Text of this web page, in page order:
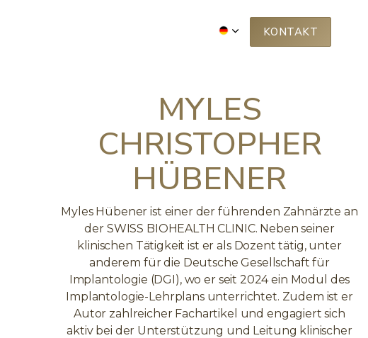
KONTAKT
MYLES
CHRISTOPHER
HÜBENER
Myles Hübener ist einer der führenden Zahnärzte an
der SWISS BIOHEALTH CLINIC. Neben seiner
klinischen Tätigkeit ist er als Dozent tätig, unter
anderem für die Deutsche Gesellschaft für
Implantologie (DGI), wo er seit 2024 ein Modul des
Implantologie-Lehrplans unterrichtet. Zudem ist er
Autor zahlreicher Fachartikel und engagiert sich
aktiv bei der Unterstützung und Leitung klinischer